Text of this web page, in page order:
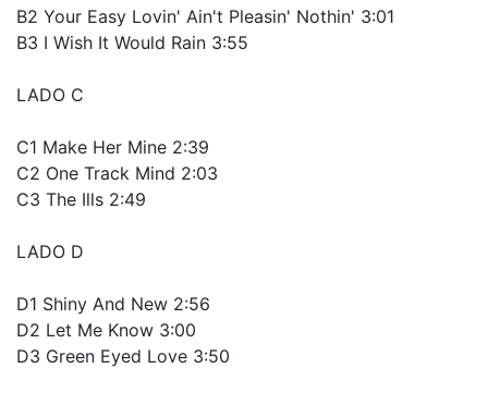
B2 Your Easy Lovin' Ain't Pleasin' Nothin' 3:01
B3 I Wish It Would Rain 3:55
LADO C
C1 Make Her Mine 2:39
C2 One Track Mind 2:03
C3 The Ills 2:49
LADO D
D1 Shiny And New 2:56
D2 Let Me Know 3:00
D3 Green Eyed Love 3:50